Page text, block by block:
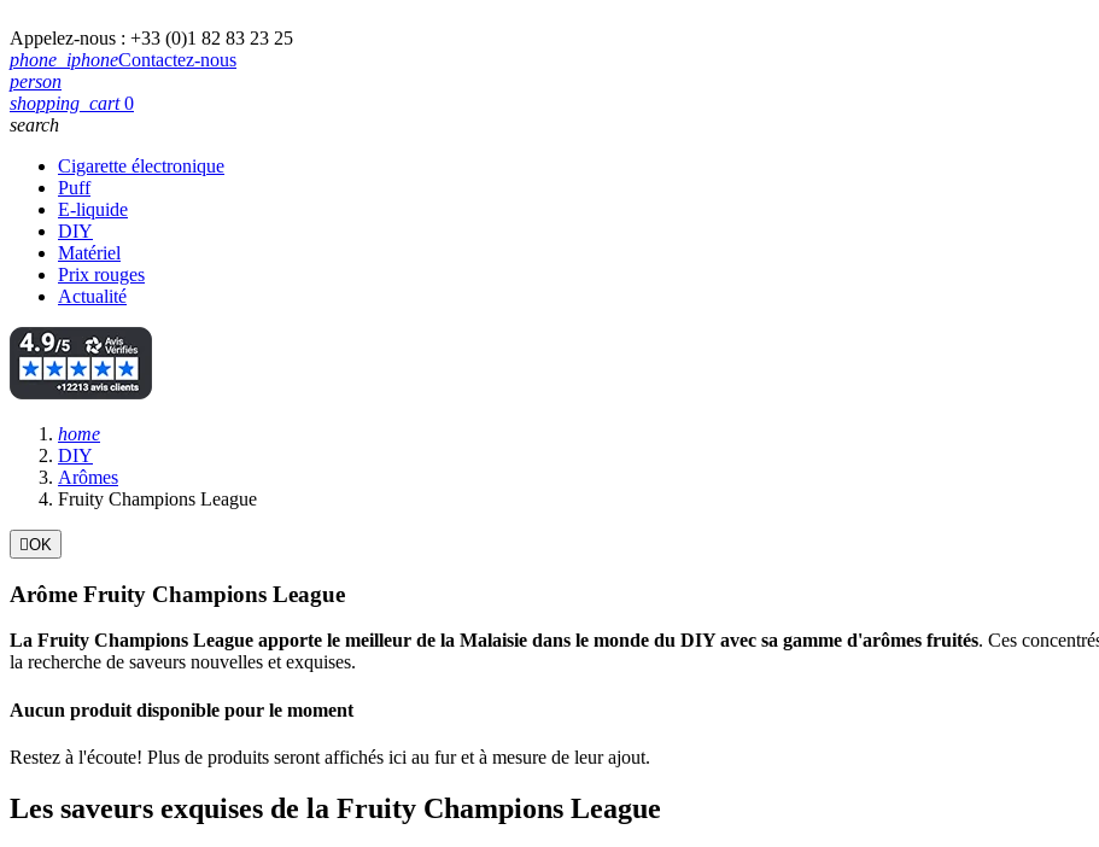
Appelez-nous : +33 (0)1 82 83 23 25
phone_iphoneContactez-nous
person
shopping_cart 0
search
Cigarette électronique
Puff
E-liquide
DIY
Matériel
Prix rouges
Actualité
home
DIY
Arômes
Fruity Champions League
OK
Arôme Fruity Champions League
La Fruity Champions League apporte le meilleur de la Malaisie dans le monde du DIY avec sa gamme d'arômes fruités. Ces
la recherche de saveurs nouvelles et exquises.
Aucun produit disponible pour le moment
Restez à l'écoute! Plus de produits seront affichés ici au fur et à mesure de leur ajout.
Les saveurs exquises de la Fruity Champions League